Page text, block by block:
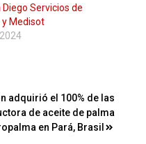
Servicios de
y Medisot
adquirió el 100% de las
de aceite de palma
en Pará, Brasil